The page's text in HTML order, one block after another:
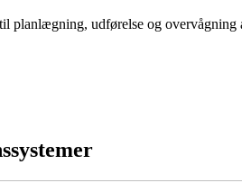
udførelse og overvågning